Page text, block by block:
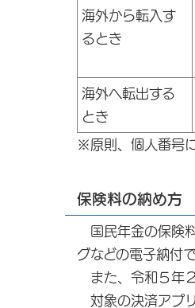
海外から転入す
るとき
海外へ転出する
とき
※原則、個人番号
保険料の納め方
国民年金の保険
グなどの電子納付
また、令和５年２
対象の決済アプ